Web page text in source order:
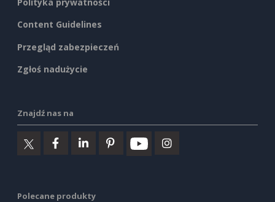
Content Guidelines
Przegląd zabezpieczeń
Zgłoś nadużycie
Znajdź nas na
Polecane produkty